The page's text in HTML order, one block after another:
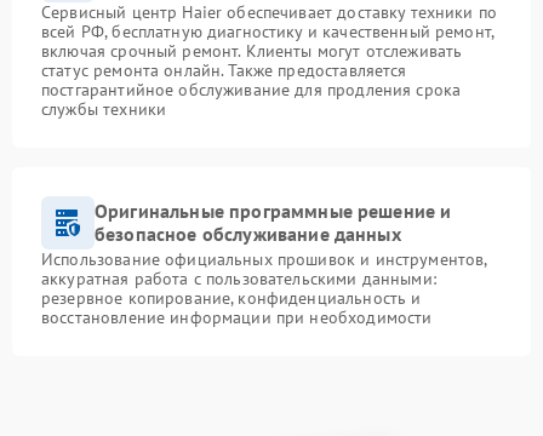
Сервисный центр Haier обеспечивает доставку техники по
всей РФ, бесплатную диагностику и качественный ремонт,
включая срочный ремонт. Клиенты могут отслеживать
статус ремонта онлайн. Также предоставляется
постгарантийное обслуживание для продления срока
службы техники
Оригинальные программные решение и
безопасное обслуживание данных
Использование официальных прошивок и инструментов,
аккуратная работа с пользовательскими данными:
резервное копирование, конфиденциальность и
восстановление информации при необходимости